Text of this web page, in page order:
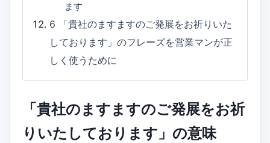
ます
6
「貴社のますますのご発展をお祈りいた
しております」のフレーズを営業マンが正
しく使うために
「貴社のますますのご発展をお祈
りいたしております」の意味